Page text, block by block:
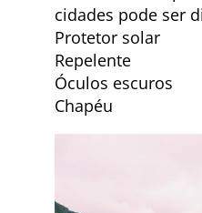
cidades pode ser
Protetor solar
Repelente
Óculos escuros
Chapéu